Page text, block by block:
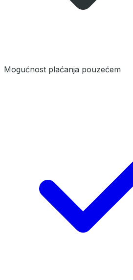
Mogućnost plaćanja pouzećem